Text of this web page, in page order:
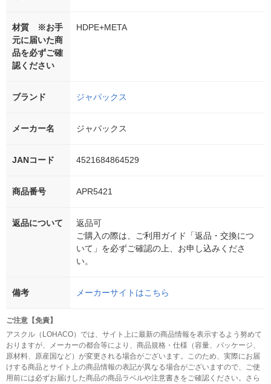
材質 ※お手
元に届いた商
品を必ずご確
認ください
HDPE+META
ブランド ジャパックス
メーカー名 ジャパックス
JANコード 4521684864529
商品番号 APR5421
返品について
返品可
ご購入の際は、ご利用ガイド「返品・交換につ
いて」を必ずご確認の上、お申し込みくださ
い。
備考 メーカーサイトはこちら
ご注意【免責】
アスクル（LOHACO）では、サイト上に最新の商品情報を表示するよう努めて
おりますが、メーカーの都合等により、商品規格・仕様（容量、パッケージ、
原材料、原産国など）が変更される場合がございます。このため、実際にお届
けする商品とサイト上の商品情報の表記が異なる場合がございますので、ご使
用前には必ずお届けした商品の商品ラベルや注意書きをご確認ください。さら